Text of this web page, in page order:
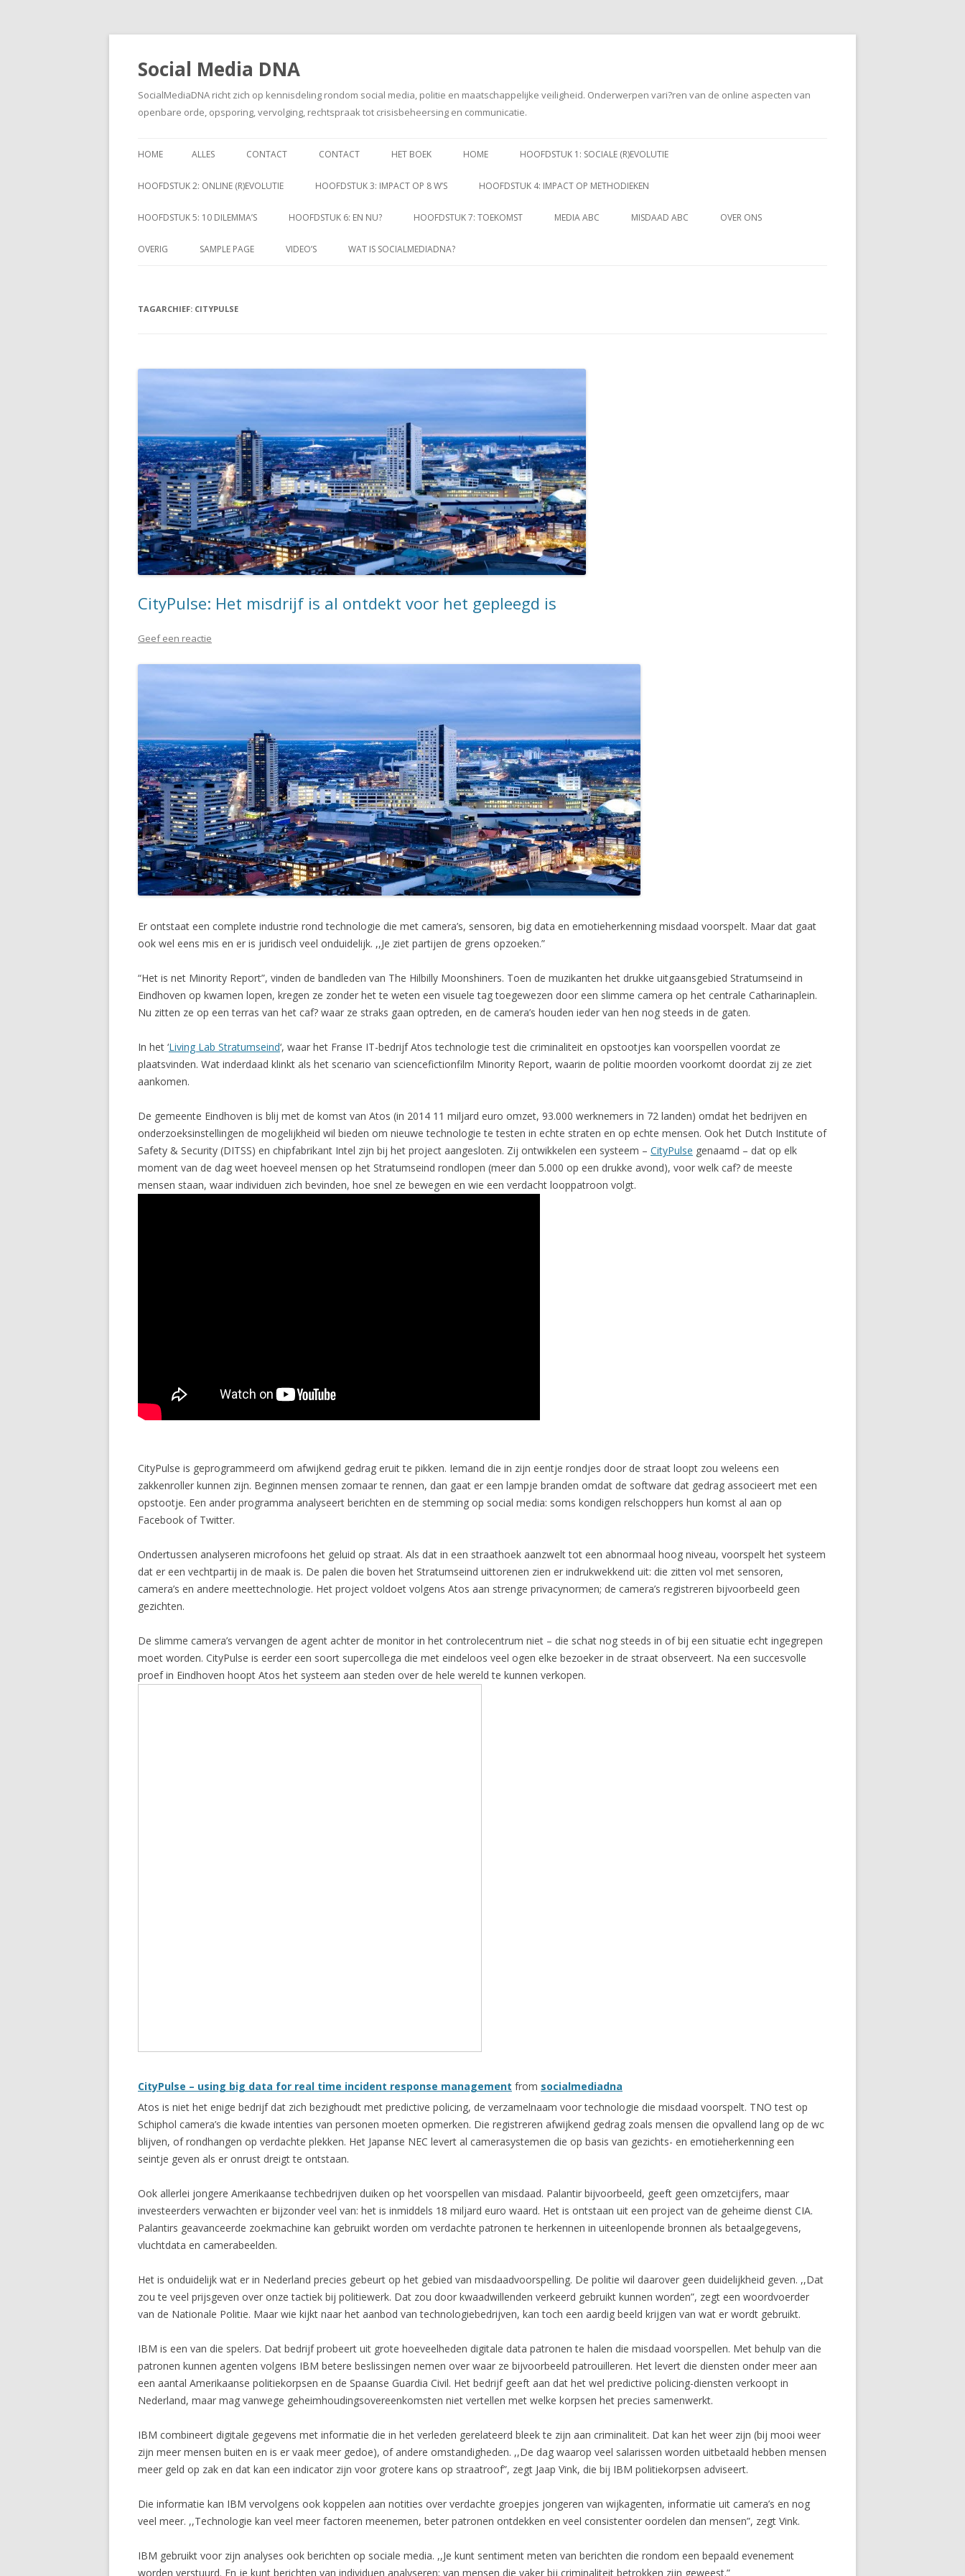
Social Media DNA
SocialMediaDNA richt zich op kennisdeling rondom social media, politie en maatschappelijke veiligheid. Onderwerpen vari?ren van de online aspecten van
openbare orde, opsporing, vervolging, rechtspraak tot crisisbeheersing en communicatie.
naar
HOME ALLES CONTACT CONTACT HET BOEK HOME HOOFDSTUK 1: SOCIALE (R)EVOLUTIE
HOOFDSTUK 2: ONLINE (R)EVOLUTIE HOOFDSTUK 3: IMPACT OP 8 W’S HOOFDSTUK 4: IMPACT OP METHODIEKEN
HOOFDSTUK 5: 10 DILEMMA’S HOOFDSTUK 6: EN NU? HOOFDSTUK 7: TOEKOMST MEDIA ABC MISDAAD ABC OVER ONS
OVERIG SAMPLE PAGE VIDEO’S WAT IS SOCIALMEDIADNA?
TAGARCHIEF: CITYPULSE
CityPulse: Het misdrijf is al ontdekt voor het gepleegd is
Geef een reactie
Er ontstaat een complete industrie rond technologie die met camera’s, sensoren, big data en emotieherkenning misdaad voorspelt. Maar dat gaat
ook wel eens mis en er is juridisch veel onduidelijk. ,,Je ziet partijen de grens opzoeken.”
“Het is net Minority Report”, vinden de bandleden van The Hilbilly Moonshiners. Toen de muzikanten het drukke uitgaansgebied Stratumseind in
Eindhoven op kwamen lopen, kregen ze zonder het te weten een visuele tag toegewezen door een slimme camera op het centrale Catharinaplein.
Nu zitten ze op een terras van het caf? waar ze straks gaan optreden, en de camera’s houden ieder van hen nog steeds in de gaten.
In het ‘Living Lab Stratumseind‘, waar het Franse IT-bedrijf Atos technologie test die criminaliteit en opstootjes kan voorspellen voordat ze
plaatsvinden. Wat inderdaad klinkt als het scenario van sciencefictionfilm Minority Report, waarin de politie moorden voorkomt doordat zij ze ziet
aankomen.
De gemeente Eindhoven is blij met de komst van Atos (in 2014 11 miljard euro omzet, 93.000 werknemers in 72 landen) omdat het bedrijven en
onderzoeksinstellingen de mogelijkheid wil bieden om nieuwe technologie te testen in echte straten en op echte mensen. Ook het Dutch Institute of
Safety & Security (DITSS) en chipfabrikant Intel zijn bij het project aangesloten. Zij ontwikkelen een systeem – CityPulse genaamd – dat op elk
moment van de dag weet hoeveel mensen op het Stratumseind rondlopen (meer dan 5.000 op een drukke avond), voor welk caf? de meeste
mensen staan, waar individuen zich bevinden, hoe snel ze bewegen en wie een verdacht looppatroon volgt.
CityPulse is geprogrammeerd om afwijkend gedrag eruit te pikken. Iemand die in zijn eentje rondjes door de straat loopt zou weleens een
zakkenroller kunnen zijn. Beginnen mensen zomaar te rennen, dan gaat er een lampje branden omdat de software dat gedrag associeert met een
opstootje. Een ander programma analyseert berichten en de stemming op social media: soms kondigen relschoppers hun komst al aan op
Facebook of Twitter.
Ondertussen analyseren microfoons het geluid op straat. Als dat in een straathoek aanzwelt tot een abnormaal hoog niveau, voorspelt het systeem
dat er een vechtpartij in de maak is. De palen die boven het Stratumseind uittorenen zien er indrukwekkend uit: die zitten vol met sensoren,
camera’s en andere meettechnologie. Het project voldoet volgens Atos aan strenge privacynormen; de camera’s registreren bijvoorbeeld geen
gezichten.
De slimme camera’s vervangen de agent achter de monitor in het controlecentrum niet – die schat nog steeds in of bij een situatie echt ingegrepen
moet worden. CityPulse is eerder een soort supercollega die met eindeloos veel ogen elke bezoeker in de straat observeert. Na een succesvolle
proef in Eindhoven hoopt Atos het systeem aan steden over de hele wereld te kunnen verkopen.
CityPulse – using big data for real time incident response management from socialmediadna
Atos is niet het enige bedrijf dat zich bezighoudt met predictive policing, de verzamelnaam voor technologie die misdaad voorspelt. TNO test op
Schiphol camera’s die kwade intenties van personen moeten opmerken. Die registreren afwijkend gedrag zoals mensen die opvallend lang op de wc
blijven, of rondhangen op verdachte plekken. Het Japanse NEC levert al camerasystemen die op basis van gezichts- en emotieherkenning een
seintje geven als er onrust dreigt te ontstaan.
Ook allerlei jongere Amerikaanse techbedrijven duiken op het voorspellen van misdaad. Palantir bijvoorbeeld, geeft geen omzetcijfers, maar
investeerders verwachten er bijzonder veel van: het is inmiddels 18 miljard euro waard. Het is ontstaan uit een project van de geheime dienst CIA.
Palantirs geavanceerde zoekmachine kan gebruikt worden om verdachte patronen te herkennen in uiteenlopende bronnen als betaalgegevens,
vluchtdata en camerabeelden.
Het is onduidelijk wat er in Nederland precies gebeurt op het gebied van misdaadvoorspelling. De politie wil daarover geen duidelijkheid geven. ,,Dat
zou te veel prijsgeven over onze tactiek bij politiewerk. Dat zou door kwaadwillenden verkeerd gebruikt kunnen worden”, zegt een woordvoerder
van de Nationale Politie. Maar wie kijkt naar het aanbod van technologiebedrijven, kan toch een aardig beeld krijgen van wat er wordt gebruikt.
IBM is een van die spelers. Dat bedrijf probeert uit grote hoeveelheden digitale data patronen te halen die misdaad voorspellen. Met behulp van die
patronen kunnen agenten volgens IBM betere beslissingen nemen over waar ze bijvoorbeeld patrouilleren. Het levert die diensten onder meer aan
een aantal Amerikaanse politiekorpsen en de Spaanse Guardia Civil. Het bedrijf geeft aan dat het wel predictive policing-diensten verkoopt in
Nederland, maar mag vanwege geheimhoudingsovereenkomsten niet vertellen met welke korpsen het precies samenwerkt.
IBM combineert digitale gegevens met informatie die in het verleden gerelateerd bleek te zijn aan criminaliteit. Dat kan het weer zijn (bij mooi weer
zijn meer mensen buiten en is er vaak meer gedoe), of andere omstandigheden. ,,De dag waarop veel salarissen worden uitbetaald hebben mensen
meer geld op zak en dat kan een indicator zijn voor grotere kans op straatroof”, zegt Jaap Vink, die bij IBM politiekorpsen adviseert.
Die informatie kan IBM vervolgens ook koppelen aan notities over verdachte groepjes jongeren van wijkagenten, informatie uit camera’s en nog
veel meer. ,,Technologie kan veel meer factoren meenemen, beter patronen ontdekken en veel consistenter oordelen dan mensen”, zegt Vink.
IBM gebruikt voor zijn analyses ook berichten op sociale media. ,,Je kunt sentiment meten van berichten die rondom een bepaald evenement
worden verstuurd. En je kunt berichten van individuen analyseren; van mensen die vaker bij criminaliteit betrokken zijn geweest.”